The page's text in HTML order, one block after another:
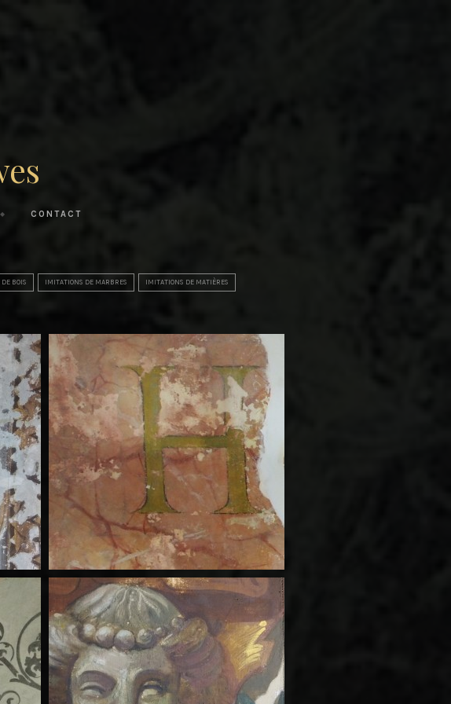
CONTACT
BOIS IMITATIONS DE MARBRES IMITATIONS DE MATIÈRES